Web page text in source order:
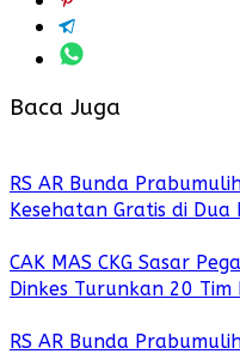
Baca Juga
RS AR Bunda
Kesehatan Gratis di
CAK MAS CKG Sasar
Dinkes Turunkan 20 Tim
RS AR Bunda